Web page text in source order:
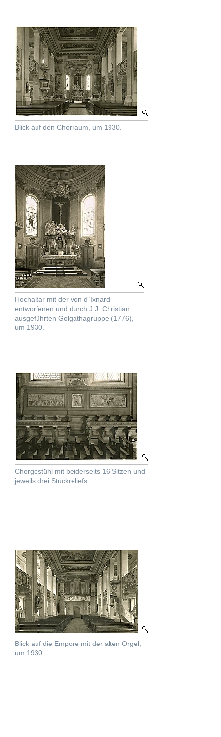
Blick auf den Chorraum, um 1930.
Hochaltar mit der von d`Ixnard
entworfenen und durch J.J. Christian
ausgeführten Golgathagruppe (1776),
um 1930.
Chorgestühl mit beiderseits 16 Sitzen und
jeweils drei Stuckreliefs.
Blick auf die Empore mit der alten Orgel,
um 1930.